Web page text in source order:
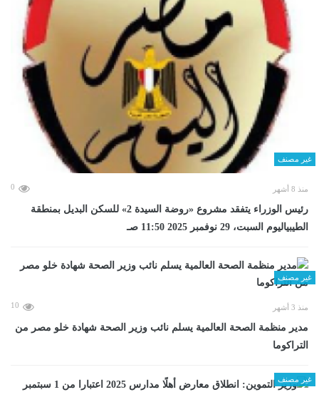
غير مصنف
منذ 8 أشهر 0
رئيس الوزراء يتفقد مشروع «روضة السيدة 2» للسكن البديل بمنطقة
الطيبياليوم السبت، 29 نوفمبر 2025 11:50 صـ
غير مصنف
منذ 3 أشهر 10
مدير منظمة الصحة العالمية يسلم نائب وزير الصحة شهادة خلو مصر من
التراكوما
غير مصنف